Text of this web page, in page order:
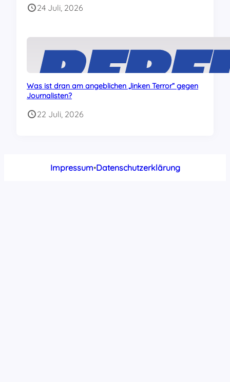
24 Juli, 2026
Was ist dran am angeblichen „linken Terror“ gegen
Journalisten?
22 Juli, 2026
Impressum•Datenschutzerklärung